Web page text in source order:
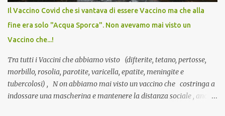
anche a persone sane, giovani, senza fattori di rischio, spesso già
serve una prescrizione. Non c’è diagnosi. Non c’è presa in carico.
L’unico atto richiesto è una fi...
Il Vaccino Covid che si vantava di essere Vaccino ma che alla
fine era solo "Acqua Sporca". Non avevamo mai visto un
Vaccino che...!
Tra tutti i Vaccini che abbiamo visto (difterite, tetano, pertosse,
morbillo, rosolia, parotite, varicella, epatite, meningite e
tubercolosi) , N on abbiamo mai visto un vaccino che costringa a
indossare una mascherina e mantenere la distanza sociale , anche